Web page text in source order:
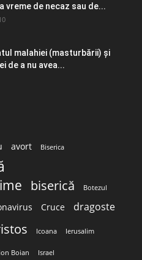
vreme de necaz sau de...
malahiei (masturbării) şi
de a nu avea...
avort Biserica
biserică Botezul
Cruce dragoste
Icoana Ierusalim
Boian Israel